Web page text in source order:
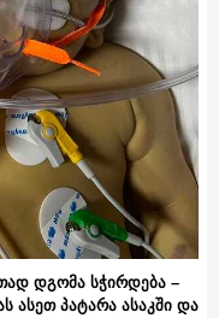
დგომა სჭირდება –
ასეთ პატარა ასაკში და